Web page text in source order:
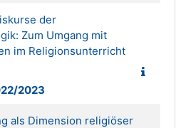
der
Zum Umgang mit
im Religionsunterricht
2023
als Dimension religiöser